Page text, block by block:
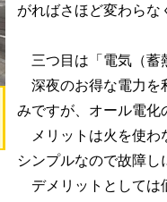
がればさほど変わらな
三つ目は「電気（蓄
深夜のお得な電力を
みですが、オール電化
メリットは火を使わ
シンプルなので故障し
デメリットとしては